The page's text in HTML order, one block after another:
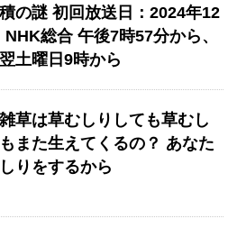
の謎 初回放送日：2024年12
NHK総合 午後7時57分から、
土曜日9時から
草は草むしりしても草むし
また生えてくるの？ あなた
りをするから